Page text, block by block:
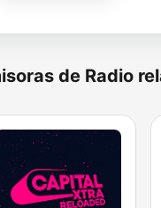
de Radio